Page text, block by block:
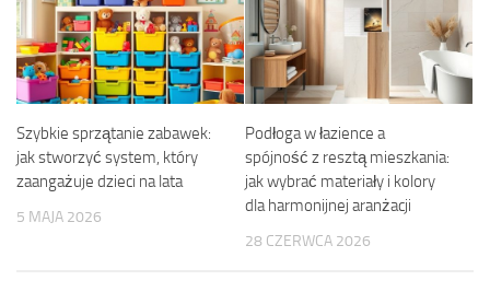
Szybkie sprzątanie zabawek:
jak stworzyć system, który
zaangażuje dzieci na lata
5 MAJA 2026
Podłoga w łazience a
spójność z resztą mieszkania:
jak wybrać materiały i kolory
dla harmonijnej aranżacji
28 CZERWCA 2026